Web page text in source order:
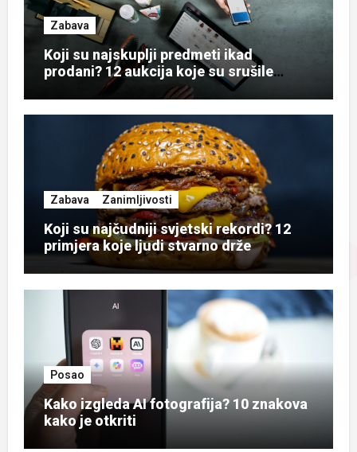
Zabava
Koji su najskuplji predmeti ikad
prodani? 12 aukcija koje su srušile
Zabava Zanimljivosti
Koji su najčudniji svjetski rekordi? 12
primjera koje ljudi stvarno drže
Posao
Kako izgleda AI fotografija? 10 znakova
kako je otkriti